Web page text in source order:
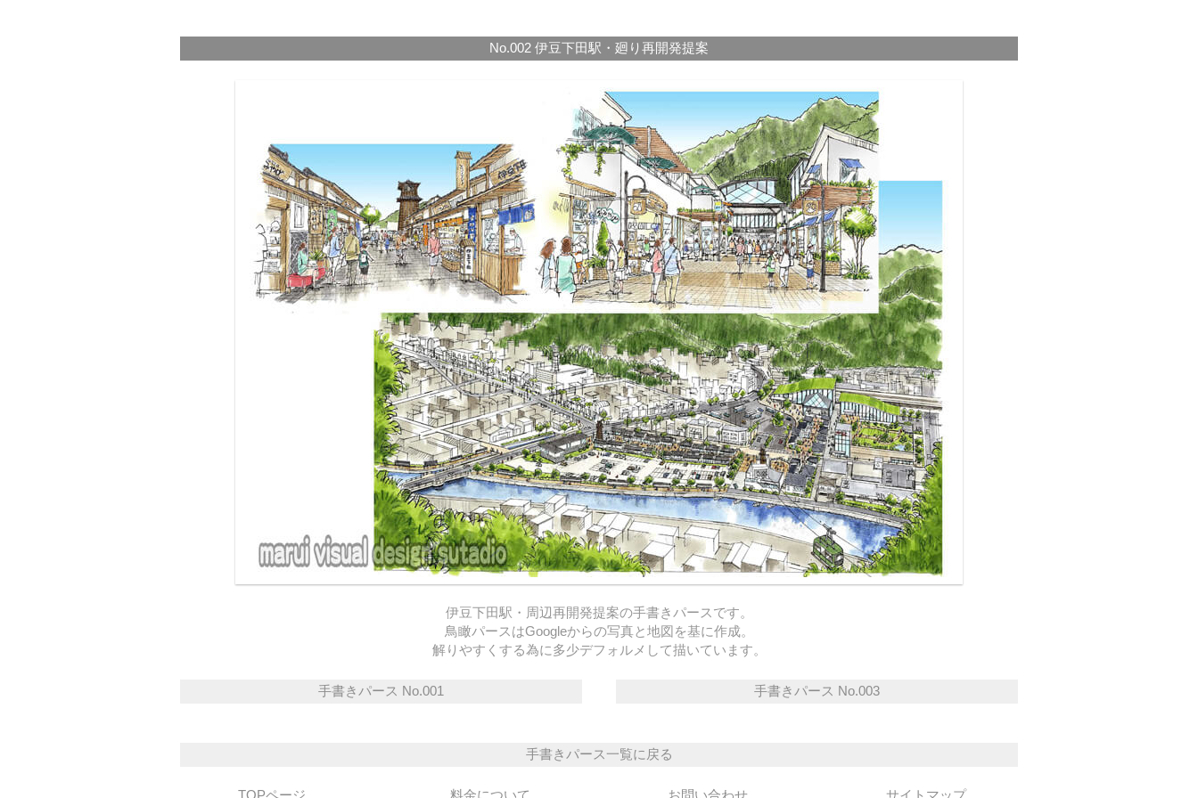
No.002 伊豆下田駅・廻り再開発提案
伊豆下田駅・周辺再開発提案の手書きパースです。
鳥瞰パースはGoogleからの写真と地図を基に作成。
解りやすくする為に多少デフォルメして描いています。
手書きパース No.001 手書きパース No.003
手書きパース一覧に戻る